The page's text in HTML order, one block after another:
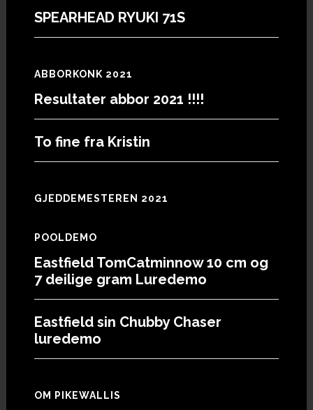
SPEARHEAD RYUKI 71S
ABBORKONK 2021
Resultater abbor 2021 !!!!
To fine fra Kristin
GJEDDEMESTEREN 2021
POOLDEMO
Eastfield TomCatminnow 10 cm og
7 deilige gram Luredemo
Eastfield sin Chubby Chaser
luredemo
OM PIKEWALLIS